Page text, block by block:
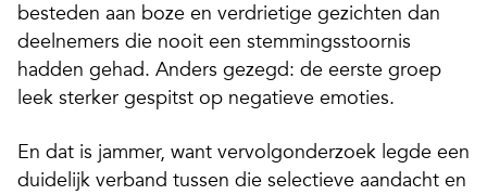
besteden aan boze en verdrietige gezichten dan
deelnemers die nooit een stemmingsstoornis
hadden gehad. Anders gezegd: de eerste groep
leek sterker gespitst op negatieve emoties.
En dat is jammer, want vervolgonderzoek legde een
duidelijk verband tussen die selectieve aandacht en